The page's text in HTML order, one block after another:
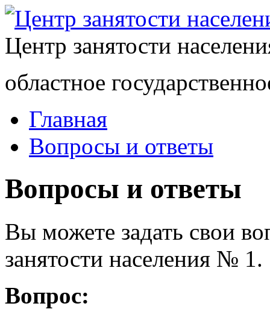
Центр занятости
областное
Главная
Вопросы и ответы
Вопросы и ответы
Вы можете задать свои
занятости населения № 1.
Вопрос: